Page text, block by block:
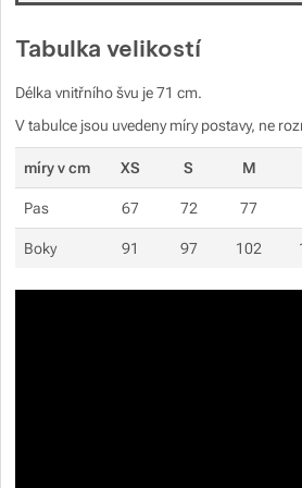
Tabulka velikostí
Délka vnitřního švu je 71 cm.
V tabulce jsou uvedeny míry postavy, ne
míry v cm XS S M
Pas 67 72 77
Boky 91 97 102